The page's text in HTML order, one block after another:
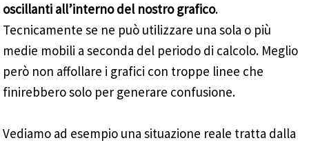
oscillanti all’interno del nostro grafico.
Tecnicamente se ne può utilizzare una sola o più
medie mobili a seconda del periodo di calcolo. Meglio
però non affollare i grafici con troppe linee che
finirebbero solo per generare confusione.
Vediamo ad esempio una situazione reale tratta dalla